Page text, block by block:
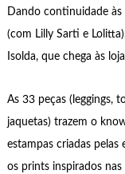
Dando continuidade
(com Lilly Sarti e
Isolda, que chega às
As 33 peças (leggings,
jaquetas) trazem o
estampas criadas pelas
os prints inspirados